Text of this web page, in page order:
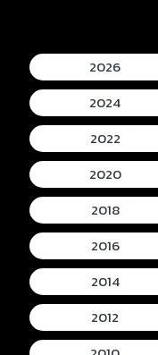
2026
2024
2022
2020
2018
2016
2014
2012